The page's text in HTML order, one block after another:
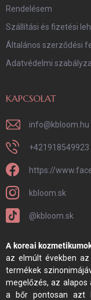
Rendelésem
Szállítási és fizetési
Általános szerződési
Adatvédelmi
KAPCSOLAT
info@kbloom.hu
+421918549923
https://
kbloom.sk
@kbloom.sk
A koreai
az elmúlt években az
termékek
megelőzés, az
a bőr pontosan azt